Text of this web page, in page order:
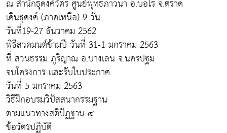
ณ สำนักธุดงค์วัตร ศูนย์พุทธภาวนา อ.บ่อไร่ จ.ตราด
เดินธุดงค์ (ภาคเหนือ) 9 วัน
วันที่19-27 ธันวาคม 2562
พิธีสวดมนต์ข้ามปี วันที่ 31-1 มกราคม 2563
ที่ สวนธรรม ภูริญาณ อ.บางเลน จ.นครปฐม
จบโครงการ เเละรับใบประกาศ
วันที่ 5 มกราคม 2563
วิธีฝึกอบรมวิปัสสนากรรมฐาน
ตามเเนวทางสติปัฏฐาน ๔
ข้อวัตรปฏิบัติ